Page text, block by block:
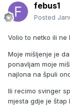
febus1
Posted
Volio to netko ili ne
Moje mišljenje je
ponavljam moje
najlona na špuli
Ili recimo svinger
mjesta gdje je štap